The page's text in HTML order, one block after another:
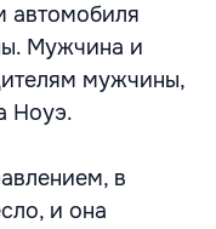
автомобиля
Мужчина и
мужчины,
Ноуэ.
в
и она